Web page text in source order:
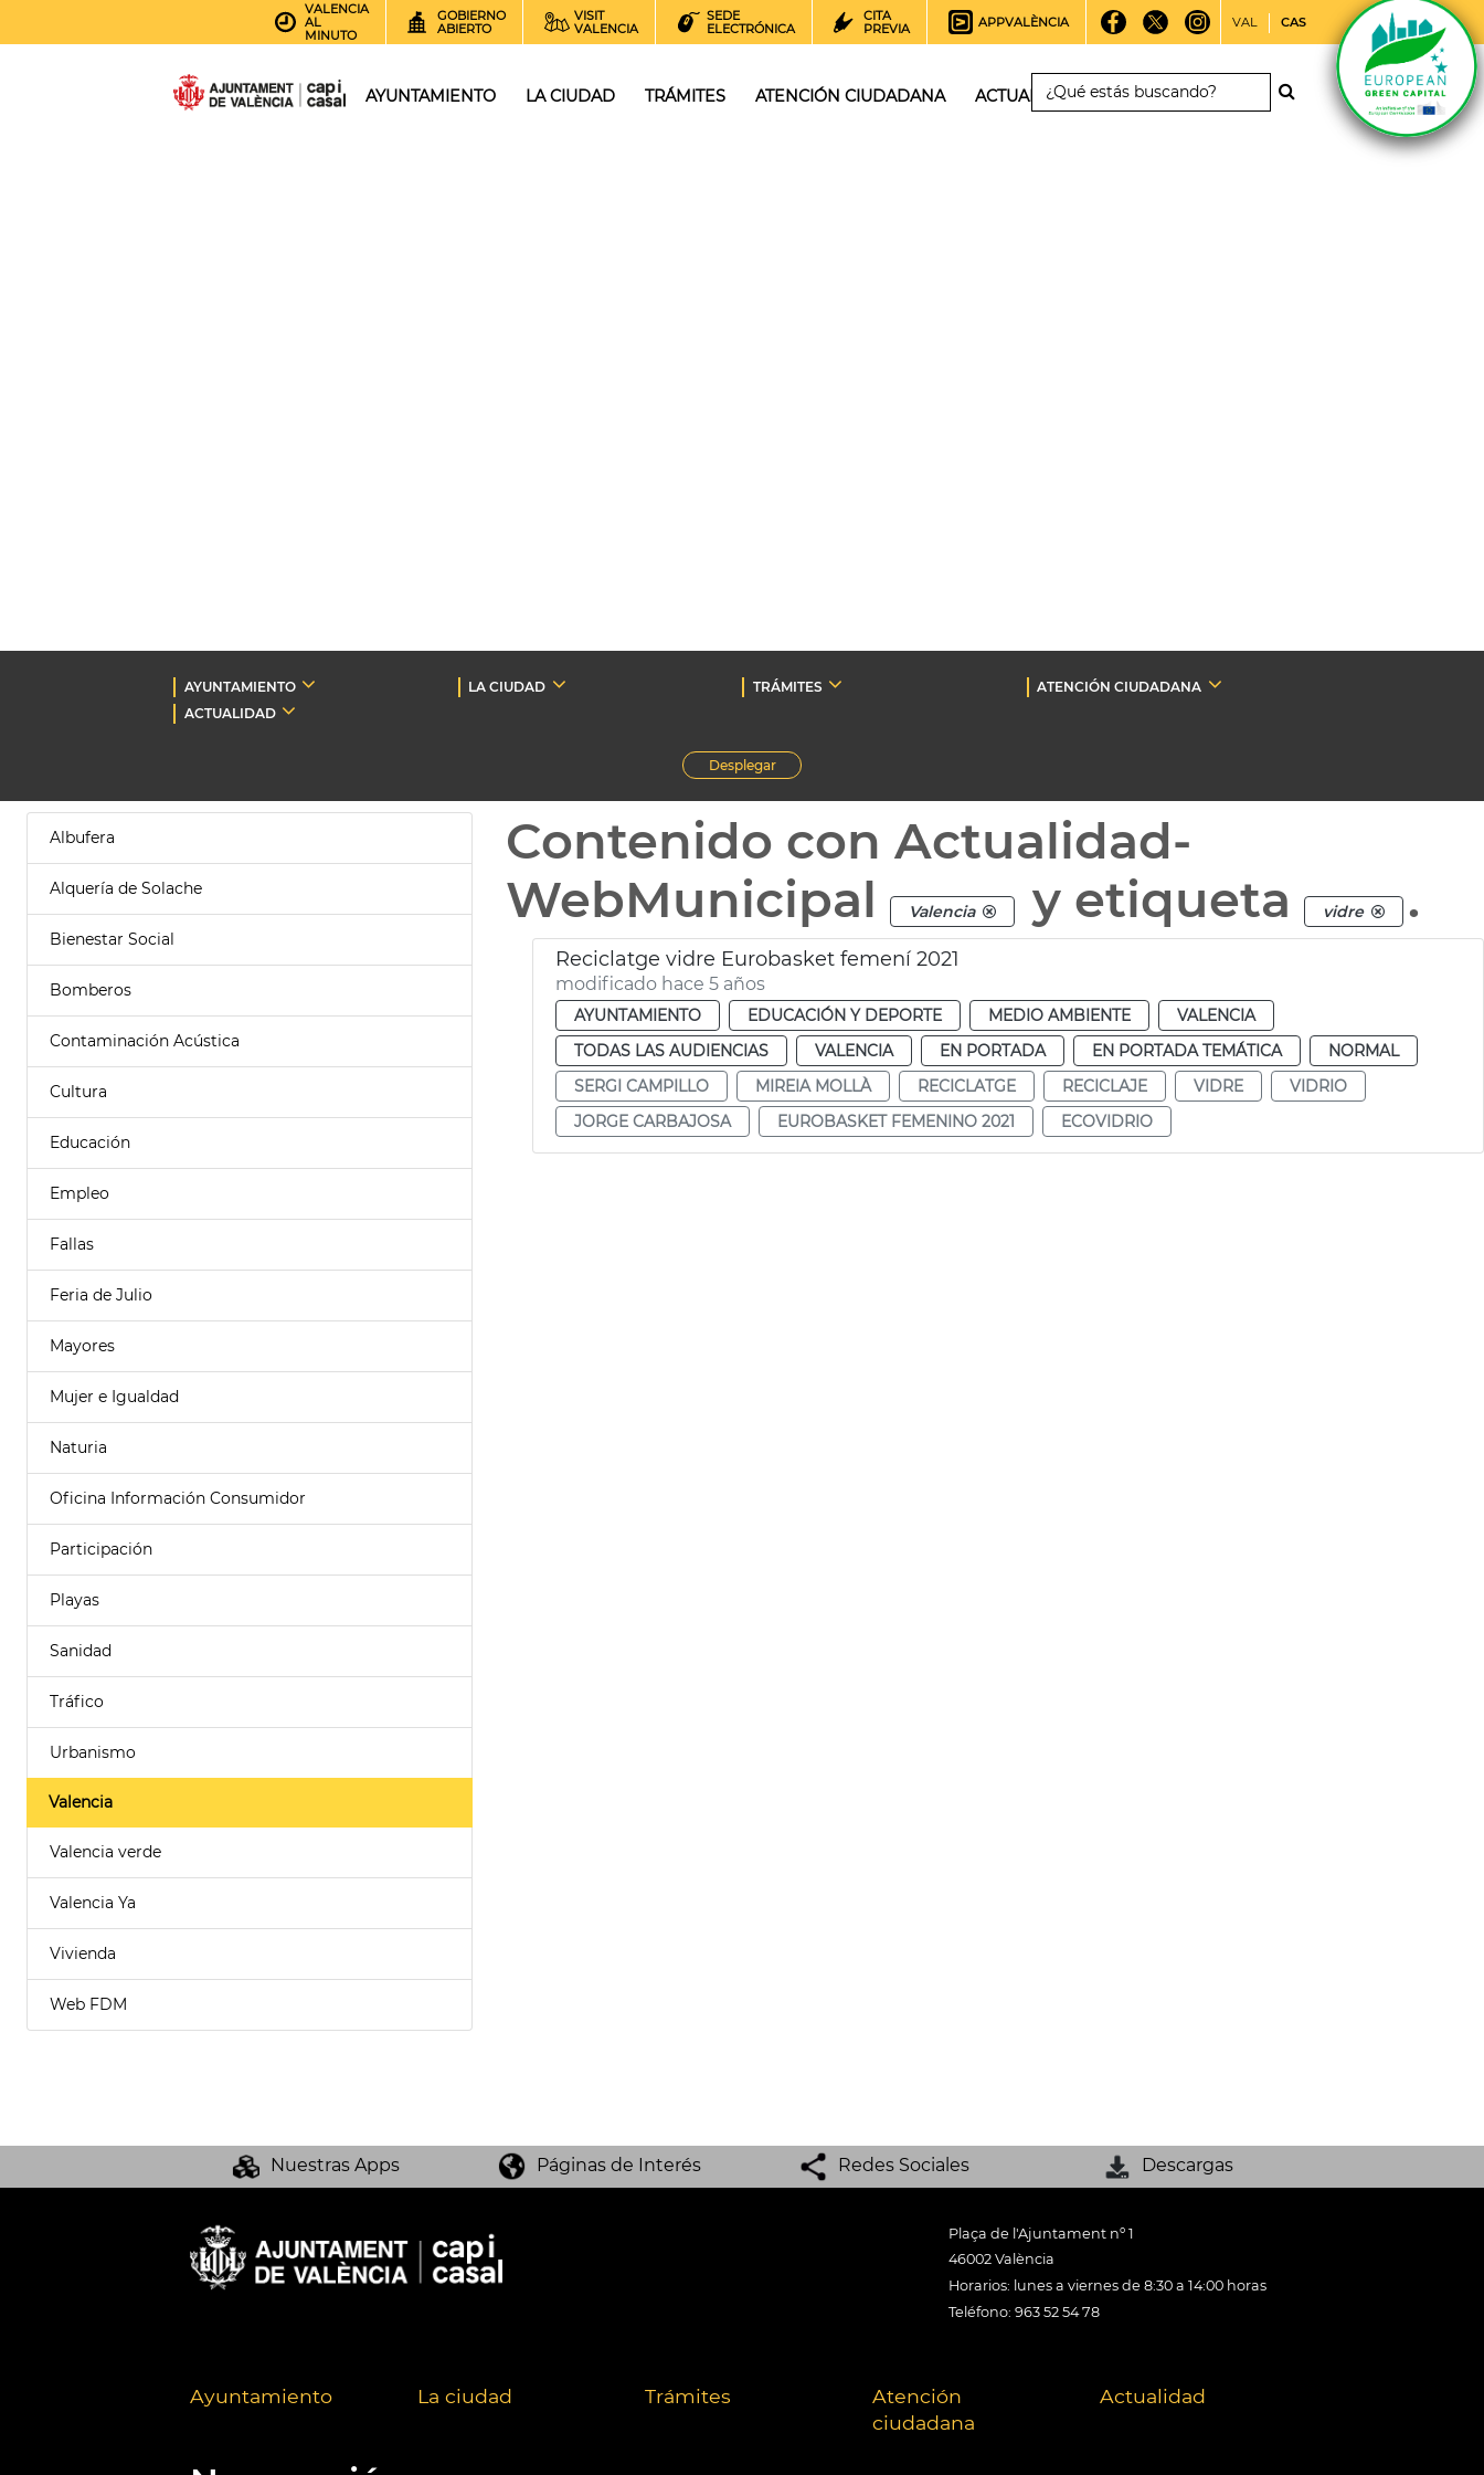
VALENCIA
AL
MINUTO
GOBIERNO
ABIERTO
VISIT
VALENCIA
SEDE
ELECTRÓNICA
CITA
PREVIA
APPVALÈNCIA VAL CAS
AYUNTAMIENTO LA CIUDAD TRÁMITES ATENCIÓN CIUDADANA ACTUALIDAD
AYUNTAMIENTO LA CIUDAD TRÁMITES
ATENCIÓN CIUDADANA
ACTUALIDAD
Desplegar
Albufera
Alquería de Solache
Bienestar Social
Bomberos
Contaminación Acústica
Cultura
Educación
Empleo
Fallas
Feria de Julio
Mayores
Mujer e Igualdad
Naturia
Oficina Información Consumidor
Participación
Playas
Sanidad
Tráfico
Urbanismo
Valencia
Valencia verde
Valencia Ya
Vivienda
Web FDM
Contenido con Actualidad-
WebMunicipal
Valencia y etiqueta vidre .
Reciclatge vidre Eurobasket femení 2021
modificado hace 5 años
AYUNTAMIENTO EDUCACIÓN Y DEPORTE MEDIO AMBIENTE
VALENCIA
TODAS LAS AUDIENCIAS
VALENCIA EN PORTADA EN PORTADA TEMÁTICA
NORMAL
SERGI CAMPILLO
MIREIA MOLLÀ RECICLATGE RECICLAJE VIDRE
VIDRIO
JORGE CARBAJOSA
EUROBASKET FEMENINO 2021 ECOVIDRIO
Nuestras Apps Páginas de Interés Redes Sociales Descargas
Plaça de l'Ajuntament nº 1
46002 València
Horarios: lunes a viernes de 8:30 a 14:00 horas
Teléfono: 963 52 54 78
Ayuntamiento La ciudad Trámites
Atención
ciudadana
Actualidad